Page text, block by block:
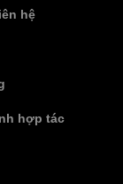
hệ
hợp tác